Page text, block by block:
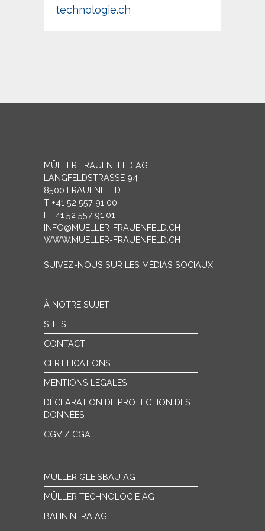
technologie.ch
MÜLLER FRAUENFELD AG
LANGFELDSTRASSE 94
8500 FRAUENFELD
T +41 52 557 91 00
F +41 52 557 91 01
INFO@MUELLER-FRAUENFELD.CH
WWW.MUELLER-FRAUENFELD.CH
SUIVEZ-NOUS SUR LES MÉDIAS SOCIAUX
À NOTRE SUJET
SITES
CONTACT
CERTIFICATIONS
MENTIONS LÉGALES
DÉCLARATION DE PROTECTION DES
DONNÉES
CGV / CGA
MÜLLER GLEISBAU AG
MÜLLER TECHNOLOGIE AG
BAHNINFRA AG